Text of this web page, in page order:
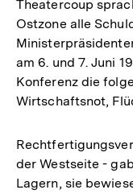
Theatercoup
Ostzone alle
am 6. und 7. Juni
Konferenz die
Wirtschaftsnot,
der Westseite -
Lagern, sie